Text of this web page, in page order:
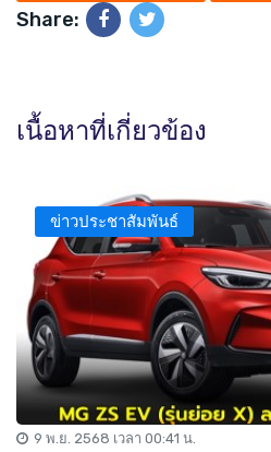
Share:
เนื้อหาที่เกี่ยวข้อง
ข่าวประชาสัมพันธ์
9 พ.ย. 2568 เวลา 00:41 น.